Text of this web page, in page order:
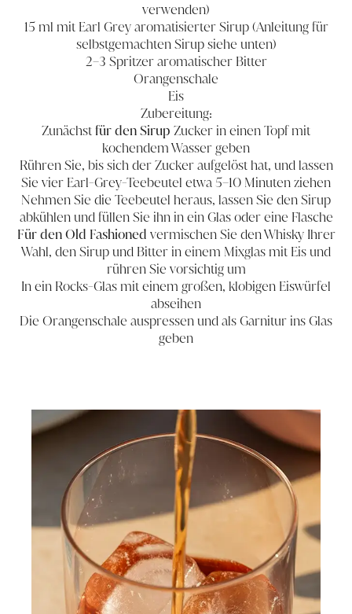
verwenden)
15 ml mit Earl Grey aromatisierter Sirup (Anleitung für
selbstgemachten Sirup siehe unten)
2–3 Spritzer aromatischer Bitter
Orangenschale
Eis
Zubereitung:
Zunächstfür den Sirup Zucker in einen Topf mit
kochendem Wasser geben
Rühren Sie, bis sich der Zucker aufgelöst hat, und lassen
Sie vier Earl-Grey-Teebeutel etwa 5–10 Minuten ziehen
Nehmen Sie die Teebeutel heraus, lassen Sie den Sirup
abkühlen und füllen Sie ihn in ein Glas oder eine Flasche
Für den Old Fashioned vermischen Sie den Whisky Ihrer
Wahl, den Sirup und Bitter in einem Mixglas mit Eis und
rühren Sie vorsichtig um
In ein Rocks-Glas mit einem großen, klobigen Eiswürfel
abseihen
Die Orangenschale auspressen und als Garnitur ins Glas
geben